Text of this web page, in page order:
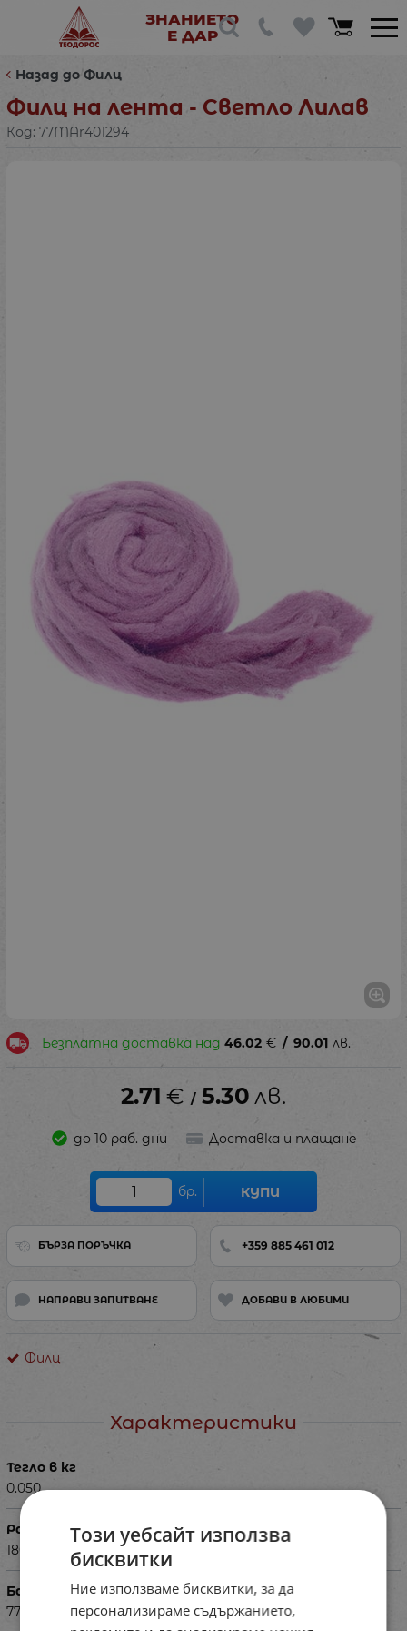
ЗНАНИЕТО
Е ДАР
Назад до Филц
Филц на лента - Светло Лилав
Код: 77MAr401294
Безплатна доставка над 46.02 € / 90.01 лв.
2.71 € / 5.30 лв.
до 10 раб. дни Доставка и плащане
бр. КУПИ
БЪРЗА ПОРЪЧКА +359 885 461 012
НАПРАВИ ЗАПИТВАНЕ ДОБАВИ В ЛЮБИМИ
Филц
Характеристики
Тегло в кг
0.050
Размери в см
180
Баркод (ISBN, UPC, др.)
77MAr401294
Този уебсайт използва
бисквитки
Ние използваме бисквитки, за да
персонализираме съдържанието,